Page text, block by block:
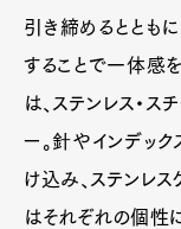
引き締めるととも
することで一体感
は、ステンレス・
ー。針やインデッ
け込み、ステンレス
はそれぞれの個性